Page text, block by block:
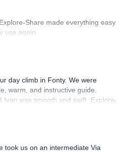
no direct sun and cool enough to
made booking an outdoor
extremely easy. Luis, our guide,
organization was flawless.
Share made everything easy
use again.
day climb in Fonty. We were
warm, and instructive guide.
Ivan was smooth and swift. Explore-
everything for our day climb.
took us on an intermediate Via